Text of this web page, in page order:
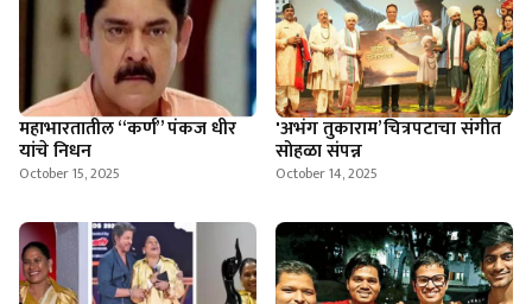
महाभारतातील “कर्ण” पंकज धीर
यांचे निधन
October 15, 2025
'अभंग तुकाराम’ चित्रपटाचा संगीत
सोहळा संपन्न
October 14, 2025